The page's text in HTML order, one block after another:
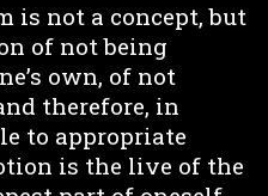
is not a concept, but
of not being
own, of not
therefore, in
to appropriate
is the live of the